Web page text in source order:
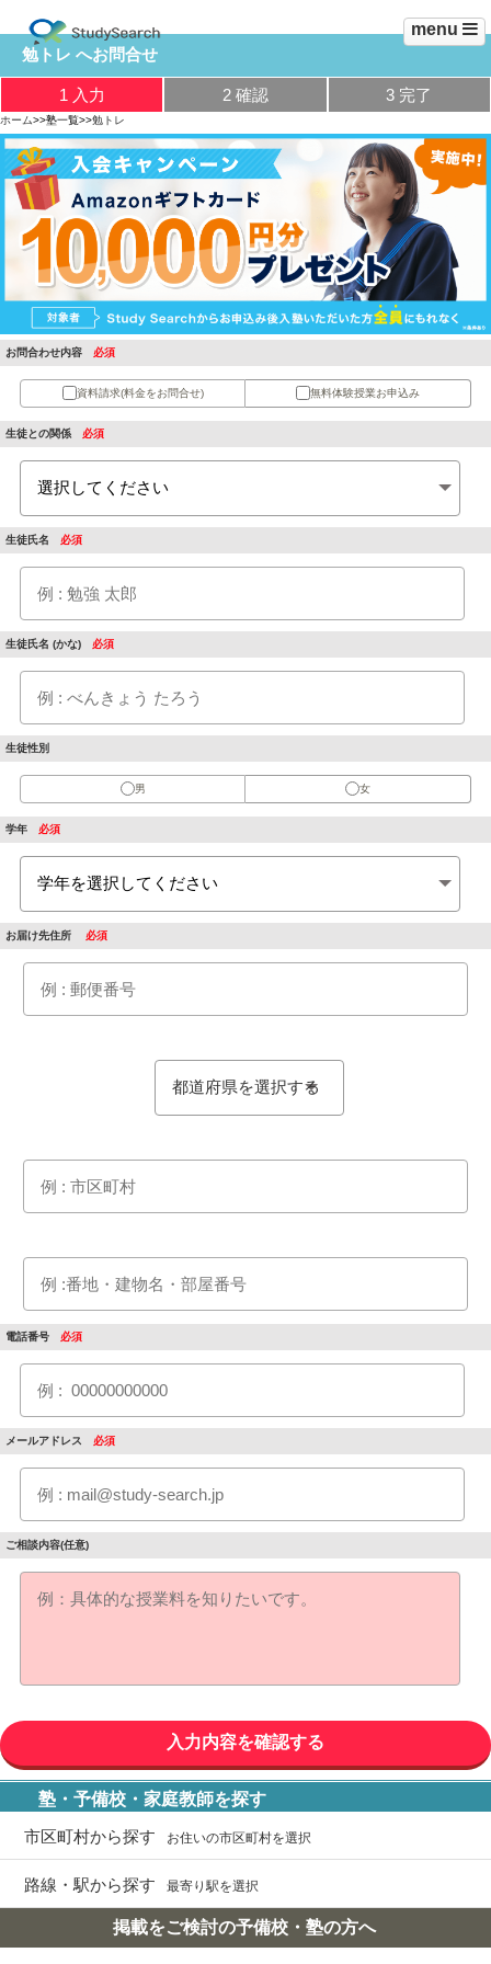
menu
勉トレ へお問合せ
1 入力 2 確認 3 完了
ホーム>>塾一覧>>勉トレ
お問合わせ内容
資料請求(料金をお問合せ) 無料体験授業お申込み
生徒との関係
生徒氏名
生徒氏名 (かな)
生徒性別
男 女
学年
お届け先住所
電話番号
メールアドレス
ご相談内容(任意)
塾・予備校・家庭教師を探す
市区町村から探す お住いの市区町村を選択
路線・駅から探す 最寄り駅を選択
掲載をご検討の予備校・塾の方へ